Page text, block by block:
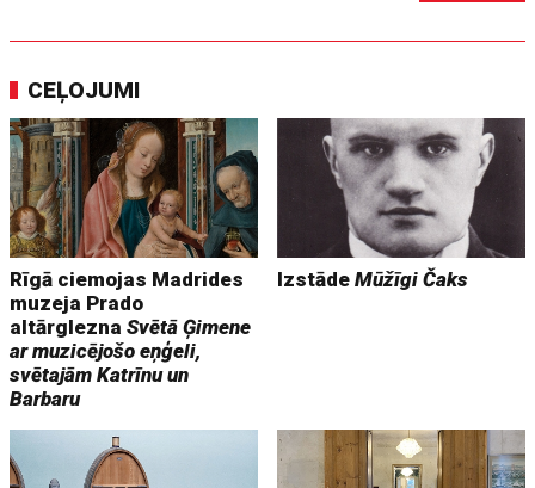
CEĻOJUMI
Rīgā ciemojas Madrides
muzeja Prado
altārgleznaSvētā Ģimene
ar muzicējošo eņģeli,
svētajām Katrīnu un
Barbaru
IzstādeMūžīgi Čaks